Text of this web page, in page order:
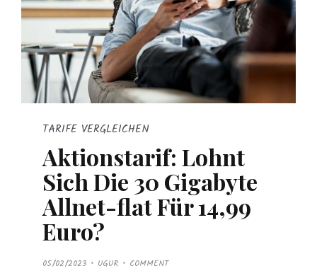
TARIFE VERGLEICHEN
Aktionstarif: Lohnt
Sich Die 30 Gigabyte
Allnet-flat Für 14,99
Euro?
P
O
05/02/2023 UGUR COMMENT